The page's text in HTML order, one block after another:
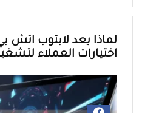
لماذا يعد لابتوب
اختيارات العملاء